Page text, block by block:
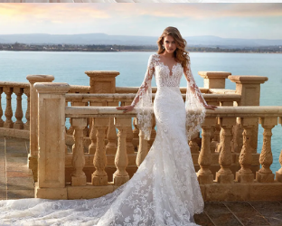
DRESS
NEW DRESS
RANKING
SHOP
MY LIST